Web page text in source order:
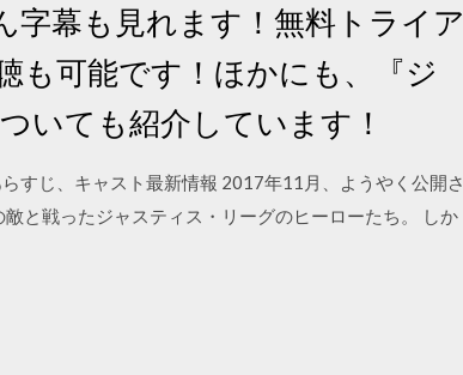
字幕も見れます！無料トライア
も可能です！ほかにも、『ジ
いても紹介しています！
じ、キャスト最新情報 2017年11月、ようやく公開さ
と戦ったジャスティス・リーグのヒーローたち。 しか